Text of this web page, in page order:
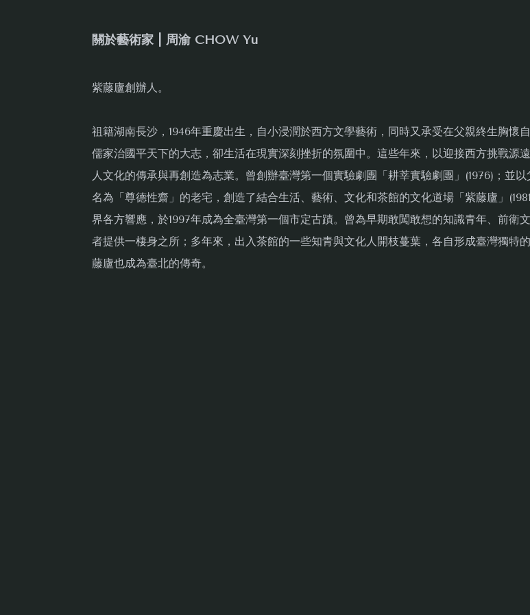
關於藝術家 | 周渝 CHOW Yu
紫藤廬創辦人。
祖籍湖南長沙，1946年重慶出生，自小浸潤於西方文學藝術，同時又承受在父親終生胸懷
儒家治國平天下的大志，卻生活在現實深刻挫折的氛圍中。這些年來，以迎接西方挑戰源
人文化的傳承與再創造為志業。曾創辦臺灣第一個實驗劇團「耕莘實驗劇團」(1976)；並
名為「尊德性齋」的老宅，創造了結合生活、藝術、文化和茶館的文化道場「紫藤廬」
界各方響應，於1997年成為全臺灣第一個市定古蹟。曾為早期敢闖敢想的知識青年、前衛
者提供一棲身之所；多年來，出入茶館的一些知青與文化人開枝蔓葉，各自形成臺灣獨特
藤廬也成為臺北的傳奇。